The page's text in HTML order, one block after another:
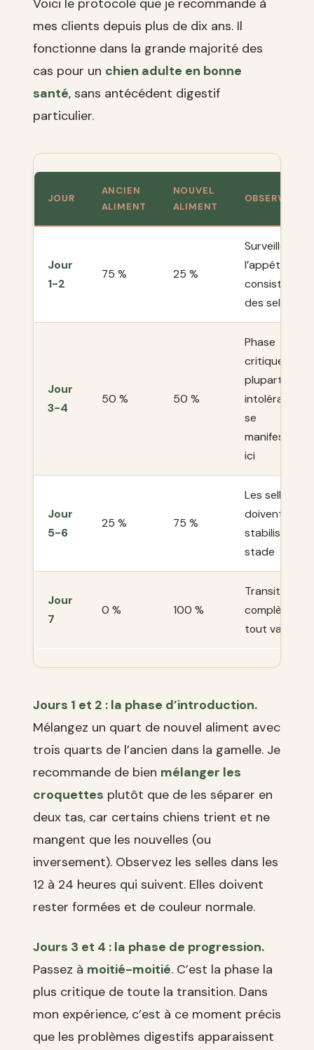
Voici le protocole que je recommande à
mes clients depuis plus de dix ans. Il
fonctionne dans la grande majorité des
cas pour un chien adulte en bonne
santé, sans antécédent digestif
particulier.
JOUR
ANCIEN
ALIMENT
NOUVEL
ALIMENT
Jour
1-2
75 % 25 %
Surveiller
l’appétit et la
consistance
des selles
Jour
3-4
50 % 50 %
Phase
critique : la
plupart des
intolérances
se
manifestent
ici
Jour
5-6
25 % 75 %
Les selles
doivent se
stabiliser à
stade
Jour
7
0 % 100 %
Transition
complète si
tout va bien
Jours 1 et 2 : la phase d’introduction.
Mélangez un quart de nouvel aliment avec
trois quarts de l’ancien dans la gamelle. Je
recommande de bien mélanger les
croquettes plutôt que de les séparer en
deux tas, car certains chiens trient et ne
mangent que les nouvelles (ou
inversement). Observez les selles dans les
12 à 24 heures qui suivent. Elles doivent
rester formées et de couleur normale.
Jours 3 et 4 : la phase de progression.
Passez à moitié-moitié. C’est la phase la
plus critique de toute la transition. Dans
mon expérience, c’est à ce moment précis
que les problèmes digestifs apparaissent